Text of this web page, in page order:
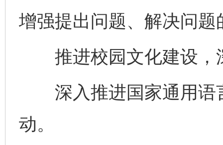
增强提出问题、解决问题
推进校园文化建设，
深入推进国家通用语
动。